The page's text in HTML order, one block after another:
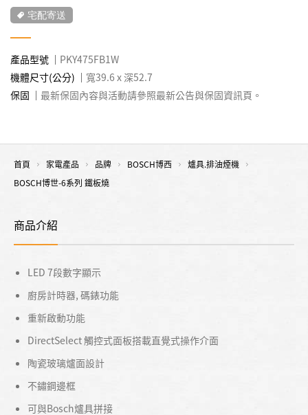
宅配寄送
產品型號
PKY475FB1W
機體尺寸(公分)
寬39.6 x 深52.7
保固
最新保固內容與活動請參照最新公告與保固資訊頁。
首頁 家電產品 品牌 BOSCH博西
爐具.排油煙機
BOSCH博世-6系列 鐵板燒
商品介紹
LED 7段數字顯示
廚房計時器, 碼錶功能
重新啟動功能
DirectSelect 觸控式面板搭載直覺式操作介面
陶瓷玻璃爐面設計
不鏽鋼邊框
可與Bosch爐具拼接